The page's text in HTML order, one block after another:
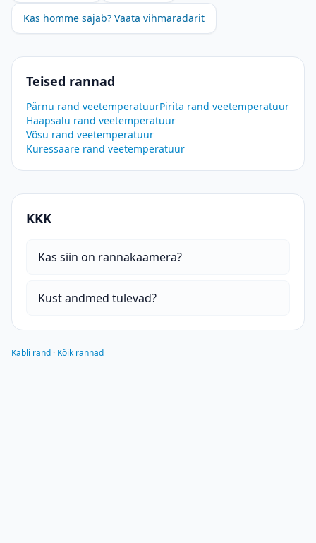
Kas homme sajab? Vaata vihmaradarit
Teised rannad
Pärnu rand veetemperatuurPirita rand veetemperatuur
Haapsalu rand veetemperatuur
Võsu rand veetemperatuur
Kuressaare rand veetemperatuur
KKK
Kas siin on rannakaamera?
Kust andmed tulevad?
Kabli rand · Kõik rannad